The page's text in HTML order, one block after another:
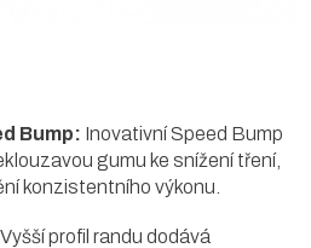
Bump: Inovativní Speed Bump
gumu ke snížení tření,
konzistentního výkonu.
Vyšší profil randu dodává